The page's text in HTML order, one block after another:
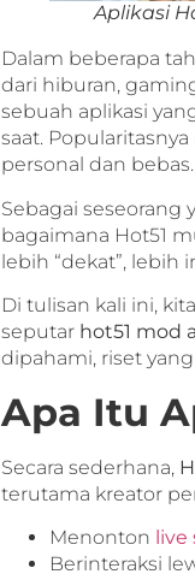
Aplikasi
Dalam beberapa
dari hiburan,
sebuah aplikasi
saat.
personal dan bebas.
Sebagai seseorang
bagaimana Hot51
lebih “dekat”, lebih
Di tulisan kali ini,
seputar hot51 mod
dipahami, riset
Apa Itu
Secara sederhana,
terutama kreator
Menonton live
Berinteraksi